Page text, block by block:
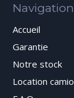
Navigation
Accueil
Garantie
Notre stock
Location